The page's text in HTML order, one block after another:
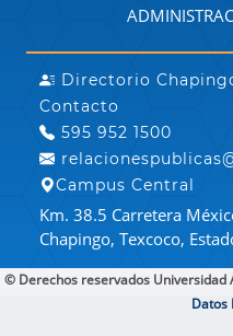
Directorio
Contacto
595 952 1500
Campus Central
Km. 38.5 Carretera
Chapingo, Texcoco,
© Derechos reservados Universidad
Datos